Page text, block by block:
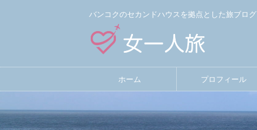
バンコクのセカンドハウスを拠点とした旅ブログ
ホーム プロフィール